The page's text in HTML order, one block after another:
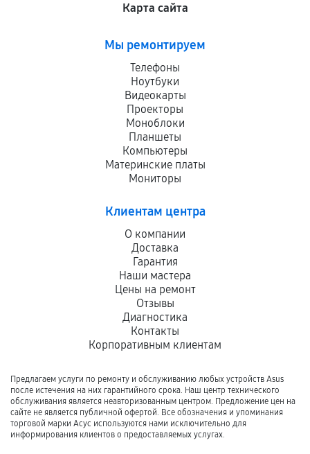
Карта сайта
Мы ремонтируем
Телефоны
Ноутбуки
Видеокарты
Проекторы
Моноблоки
Планшеты
Компьютеры
Материнские платы
Мониторы
Клиентам центра
О компании
Доставка
Гарантия
Наши мастера
Цены на ремонт
Отзывы
Диагностика
Контакты
Корпоративным клиентам
Предлагаем услуги по ремонту и обслуживанию любых устройств Asus
после истечения на них гарантийного срока. Наш центр технического
обслуживания является неавторизованным центром. Предложение цен на
сайте не является публичной офертой. Все обозначения и упоминания
торговой марки Асус используются нами исключительно для
информирования клиентов о предоставляемых услугах.